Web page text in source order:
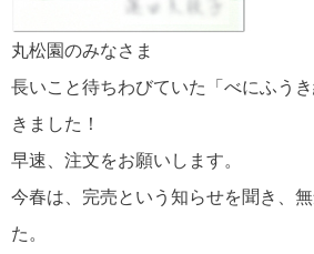
丸松園のみなさま
長いこと待ちわびていた「べにふう
きました！
早速、注文をお願いします。
今春は、完売という知らせを聞き、
た。